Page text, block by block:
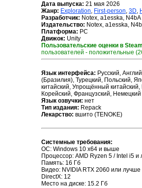
Дата выпуска: 21 мая 2026
Жанр: Exploration, First-person, 3D,
Разработчик: Notex, a1esska, N4bA
Издательство: Notex, a1esska,
Платформа: PC
Движок: Unity
Пользовательские оценки в
пользователей - положительные
Язык интерфейса: Русский,
(Бразилия), Турецкий, Польский,
китайский, Упрощённый
Корейский, Французский, Немецкий
Язык озвучки: нет
Тип издания: Repack
Лекарство: вшито (TENOKE)
Системные требования:
ОС: Windows 10 x64 и выше
Процессор: AMD Ryzen 5 / Intel i5 и
Память: 16 Гб
Видео: NVIDIA RTX 2060 или лучше
DirectX: 12
Место на диске: 15.2 Гб